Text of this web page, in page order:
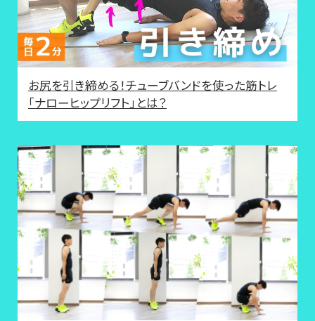
お尻を引き締める！チューブバンドを使った筋トレ
「ナローヒップリフト」とは？